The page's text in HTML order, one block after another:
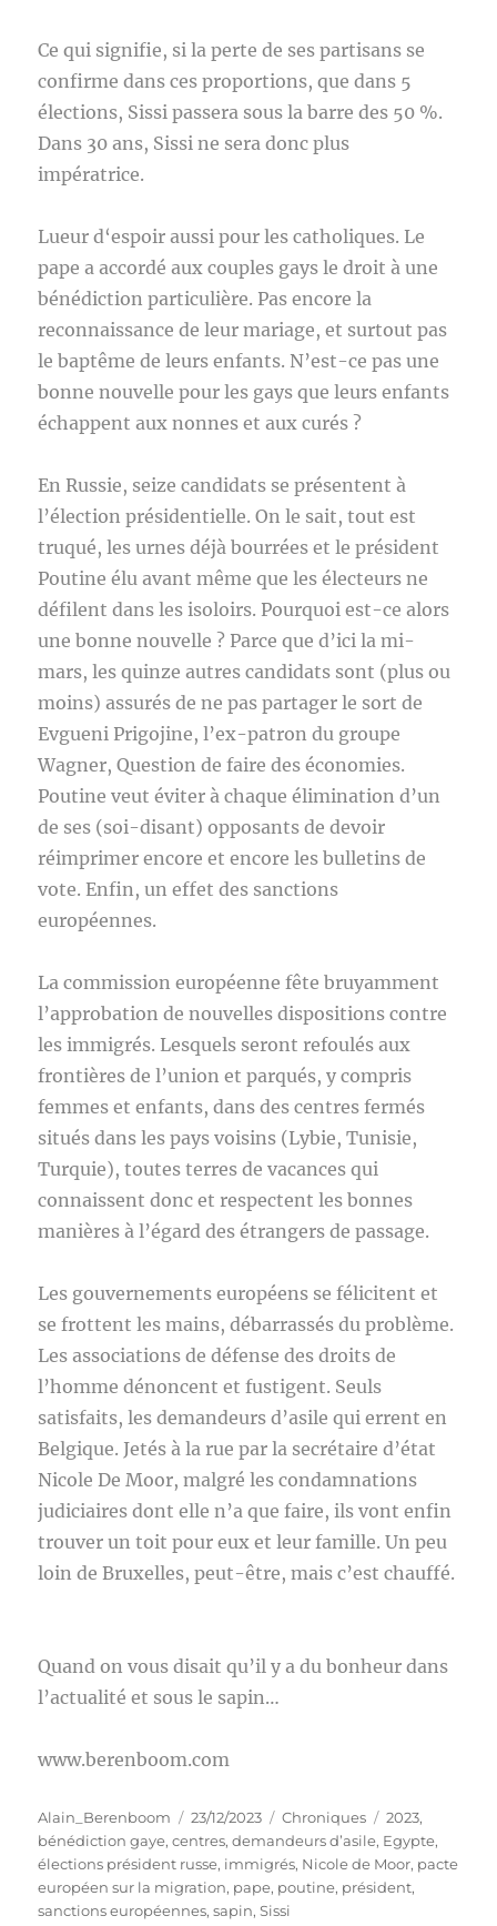
Ce qui signifie, si la perte de ses partisans se
confirme dans ces proportions, que dans 5
élections, Sissi passera sous la barre des 50 %.
Dans 30 ans, Sissi ne sera donc plus
impératrice.
Lueur d‘espoir aussi pour les catholiques. Le
pape a accordé aux couples gays le droit à une
bénédiction particulière. Pas encore la
reconnaissance de leur mariage, et surtout pas
le baptême de leurs enfants. N’est-ce pas une
bonne nouvelle pour les gays que leurs enfants
échappent aux nonnes et aux curés ?
En Russie, seize candidats se présentent à
l’élection présidentielle. On le sait, tout est
truqué, les urnes déjà bourrées et le président
Poutine élu avant même que les électeurs ne
défilent dans les isoloirs. Pourquoi est-ce alors
une bonne nouvelle ? Parce que d’ici la mi-
mars, les quinze autres candidats sont (plus ou
moins) assurés de ne pas partager le sort de
Evgueni Prigojine, l’ex-patron du groupe
Wagner, Question de faire des économies.
Poutine veut éviter à chaque élimination d’un
de ses (soi-disant) opposants de devoir
réimprimer encore et encore les bulletins de
vote. Enfin, un effet des sanctions
européennes.
La commission européenne fête bruyamment
l’approbation de nouvelles dispositions contre
les immigrés. Lesquels seront refoulés aux
frontières de l’union et parqués, y compris
femmes et enfants, dans des centres fermés
situés dans les pays voisins (Lybie, Tunisie,
Turquie), toutes terres de vacances qui
connaissent donc et respectent les bonnes
manières à l’égard des étrangers de passage.
Les gouvernements européens se félicitent et
se frottent les mains, débarrassés du problème.
Les associations de défense des droits de
l’homme dénoncent et fustigent. Seuls
satisfaits, les demandeurs d’asile qui errent en
Belgique. Jetés à la rue par la secrétaire d’état
Nicole De Moor, malgré les condamnations
judiciaires dont elle n’a que faire, ils vont enfin
trouver un toit pour eux et leur famille. Un peu
loin de Bruxelles, peut-être, mais c’est chauffé.
Quand on vous disait qu’il y a du bonheur dans
l’actualité et sous le sapin…
www.berenboom.com
Auteur
Alain_Berenboom
Publié
le
23/12/2023 Catégories
Chroniques Étiquettes
2023,
bénédiction gaye,centres,demandeurs d’asile, Egypte,
élections président russe, immigrés, Nicole de Moor, pacte
européen sur la migration, pape, poutine, président,
sanctions européennes,sapin,Sissi